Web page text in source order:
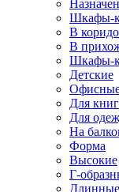
Шкафы-
В
В
Шкафы-
Детские
Для книг
Для
На
Форма
Высокие
Г-
Длинные